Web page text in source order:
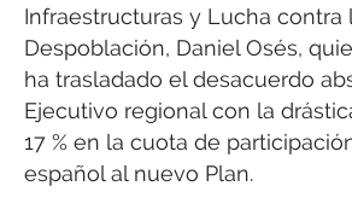
Infraestructuras y Lucha contra
Despoblación, Daniel Osés,
ha trasladado el desacuerdo
Ejecutivo regional con la
17 % en la cuota de
español al nuevo Plan.